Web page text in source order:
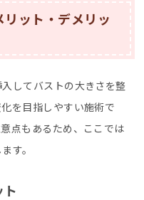
ット・デメリッ
してバストの大きさを整
を目指しやすい施術で
点もあるため、ここでは
す。